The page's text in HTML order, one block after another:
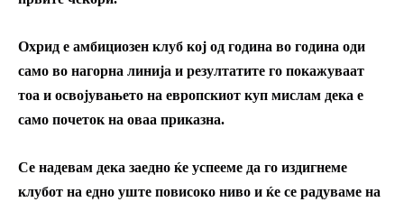
Охрид е амбициозен клуб кој од година во година оди
само во нагорна линија и резултатите го покажуваат
тоа и освојувањето на европскиот куп мислам дека е
само почеток на оваа приказна.
Се надевам дека заедно ќе успееме да го издигнеме
клубот на едно уште повисоко ниво и ќе се радуваме на